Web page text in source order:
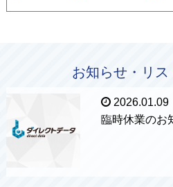
お知らせ・リス
2026.01.09
臨時休業のお